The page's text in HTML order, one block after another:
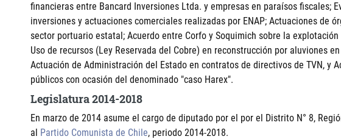
financieras entre Bancard Inversiones Ltda. y empresas en paraísos fiscales;
inversiones y actuaciones comerciales realizadas por ENAP; Actuaciones de
sector portuario estatal; Acuerdo entre Corfo y Soquimich sobre la
Uso de recursos (Ley Reservada del Cobre) en reconstrucción por aluviones
Actuación de Administración del Estado en contratos de directivos de TVN, y
públicos con ocasión del denominado "caso Harex".
Legislatura 2014-2018
En marzo de 2014 asume el cargo de diputado por el por el Distrito N° 8,
al Partido Comunista de Chile, periodo 2014-2018.